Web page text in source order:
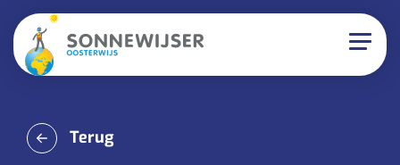
Terug